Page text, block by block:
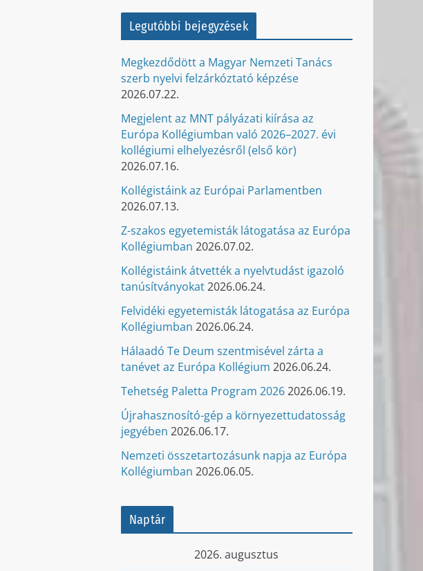
Legutóbbi bejegyzések
Megkezdődött a Magyar Nemzeti Tanács
szerb nyelvi felzárkóztató képzése
2026.07.22.
Megjelent az MNT pályázati kiírása az
Európa Kollégiumban való 2026–2027. évi
kollégiumi elhelyezésről (első kör)
2026.07.16.
Kollégistáink az Európai Parlamentben
2026.07.13.
Z-szakos egyetemisták látogatása az Európa
Kollégiumban 2026.07.02.
Kollégistáink átvették a nyelvtudást igazoló
tanúsítványokat2026.06.24.
Felvidéki egyetemisták látogatása az Európa
Kollégiumban 2026.06.24.
Hálaadó Te Deum szentmisével zárta a
tanévet az Európa Kollégium 2026.06.24.
Tehetség Paletta Program 20262026.06.19.
Újrahasznosító-gép a környezettudatosság
jegyében 2026.06.17.
Nemzeti összetartozásunk napja az Európa
Kollégiumban 2026.06.05.
Naptár
2026. augusztus